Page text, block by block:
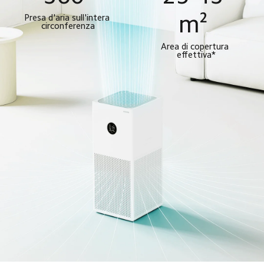
Presa d'aria sull'intera
circonferenza
m²
Area di copertura
effettiva*